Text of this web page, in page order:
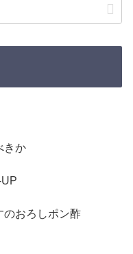
きか
のおろしポン酢